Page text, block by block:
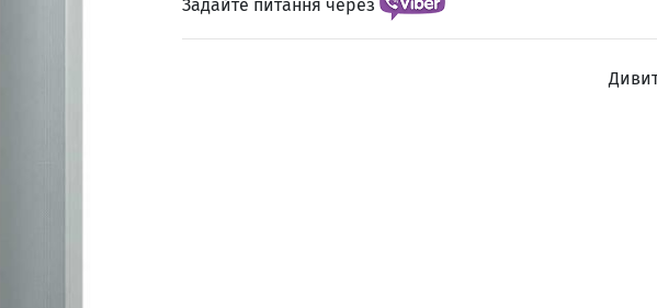
Задайте питання через